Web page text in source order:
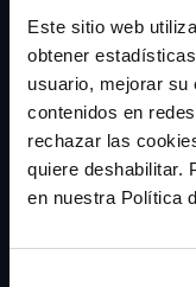
Este sitio web
obtener
usuario, mejorar
contenidos en
rechazar las
quiere deshabilitar.
en nuestra Política
Calle Velázquez
28006 Madrid